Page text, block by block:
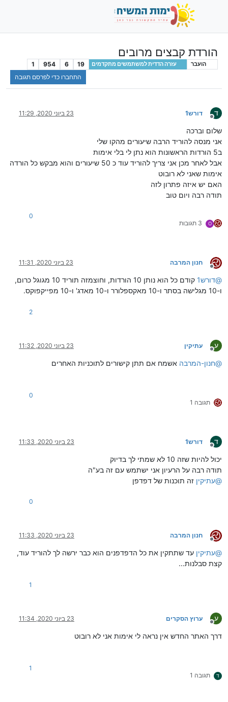
הורדת קבצים מרובים
הועבר עזרה הדדית למשתמשים מתקדמים 19
6
954
1
התחברו כדי לפרסם תגובה
ד
מנותק
דורש1 23 ביוני 2020, 11:29
שלום וברכה
אני מנסה להוריד הרבה שיעורים מהקו שלי
ב5 הורדות הראשונות הוא נתן לי בלי אימות
אבל לאחר מכן אני צריך להוריד עוד כ 50 שיעורים והוא מבקש כל הורדה
אימות שאני לא רובוט
האם יש איזה פתרון לזה
תודה רבה ויום טוב
O 3 תגובות
0
מנותק
חנון המרבה 23 ביוני 2020, 11:31
@דורש1
קודם כל הוא נותן 10 הורדות, וחוצמזה תוריד 10 מגוגל כרום,
ו-10 מגלישה בסתר ו-10 מאקספלורר ו-10 מאדג' ו-10 מפייקפוקס.
2
ע
מנותק
עתיקין 23 ביוני 2020, 11:32
@חנון-המרבה אשמח אם תתן קישורים לתוכניות האחרים
תגובה 1
0
ד
מנותק
דורש1 23 ביוני 2020, 11:33
יכול להיות שזה 10 לא שמתי לך בדיוק
תודה רבה על הרעיון אני ישתמש עם זה בע"ה
@עתיקין זה תוכנות של דפדפן
0
מנותק
חנון המרבה 23 ביוני 2020, 11:33
@עתיקין עד שתתקין את כל הדפדפנים הוא כבר ירשה לך להוריד עוד,
קצת סבלנות...
1
ע
מנותק
ערוץ הסקרים 23 ביוני 2020, 11:34
דרך האתר החדש אין נראה לי אימות אני לא רובוט
ד תגובה 1
1